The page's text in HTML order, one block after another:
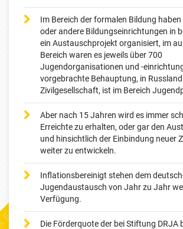
Im Bereich der formalen Bildung
oder andere Bildungseinrichtungen in
ein Austauschprojekt organisiert, im
Bereich waren es jeweils über 700
Jugendorganisationen und -
vorgebrachte Behauptung, in
Zivilgesellschaft, ist im Bereich
Aber nach 15 Jahren wird es immer
Erreichte zu erhalten, oder gar den
und hinsichtlich der Einbindung neuer
weiter zu entwickeln.
Inflationsbereinigt stehen dem
Jugendaustausch von Jahr zu Jahr
Verfügung.
Die Förderquote der bei Stiftung DRJA